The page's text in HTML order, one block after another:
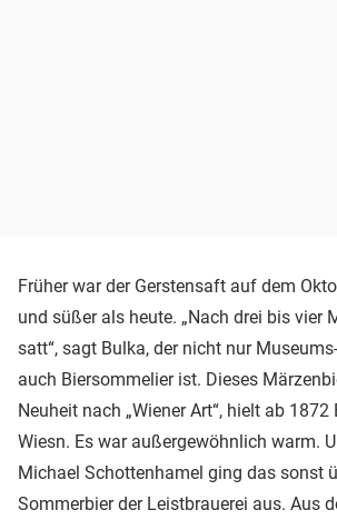
Früher war der Gerstensaft auf dem
und süßer als heute. „Nach drei bis vier
satt“, sagt Bulka, der nicht nur
auch Biersommelier ist. Dieses
Neuheit nach „Wiener Art“, hielt ab
Wiesn. Es war außergewöhnlich warm.
Michael Schottenhamel ging das sonst
Sommerbier der Leistbrauerei aus. Aus